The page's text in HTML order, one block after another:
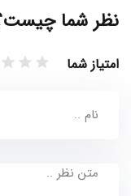
نظر شما
امتیاز شما